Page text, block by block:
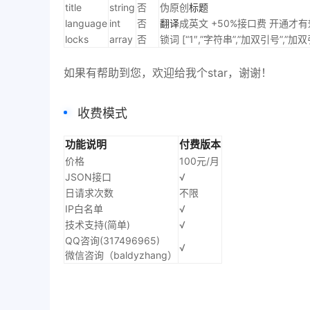
title
string 否 伪原创标题
language int 否 翻译成英文 +50%接口费 开通才有
locks
array 否 锁词 [“1″,”字符串”,”加双引号”,”加
如果有帮助到您，欢迎给我个star，谢谢！
收费模式
功能说明 付费版本
价格
100元/月
JSON接口
√
日请求次数
不限
IP白名单
√
技术支持(简单)
√
QQ咨询(317496965)
微信咨询（baldyzhang）
√